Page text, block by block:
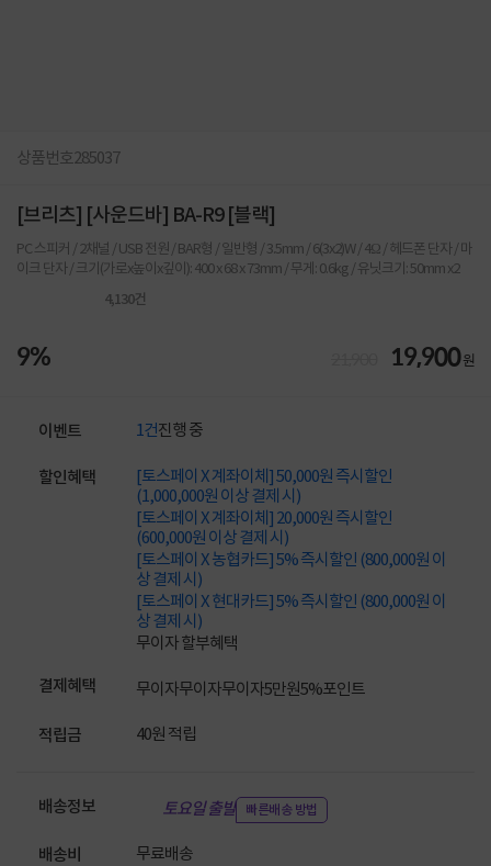
상품번호285037
[브리츠] [사운드바] BA-R9 [블랙]
PC 스피커 / 2채널 / USB 전원 / BAR형 / 일반형 / 3.5mm / 6(3x2)W / 4Ω / 헤드폰 단자 / 마
이크 단자 / 크기(가로x높이x깊이): 400 x 68 x 73mm / 무게: 0.6kg / 유닛크기: 50mm x2
4,130건
9% 19,900원
이벤트 1건진행 중
할인혜택
[토스페이 X 계좌이체] 50,000원 즉시할인
(1,000,000원 이상 결제 시)
[토스페이 X 계좌이체] 20,000원 즉시할인
(600,000원 이상 결제 시)
[토스페이 X 농협카드] 5% 즉시할인 (800,000원 이
상 결제 시)
[토스페이 X 현대카드] 5% 즉시할인 (800,000원 이
상 결제 시)
무이자 할부혜택
결제혜택 무이자무이자무이자5만원5%포인트
적립금 40원 적립
배송정보 토요일 출발 빠른배송 방법
배송비 무료배송